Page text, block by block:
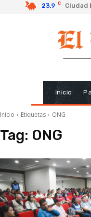
23.9 C Ciudad
Inicio
Inicio Etiquetas ONG
Tag: ONG